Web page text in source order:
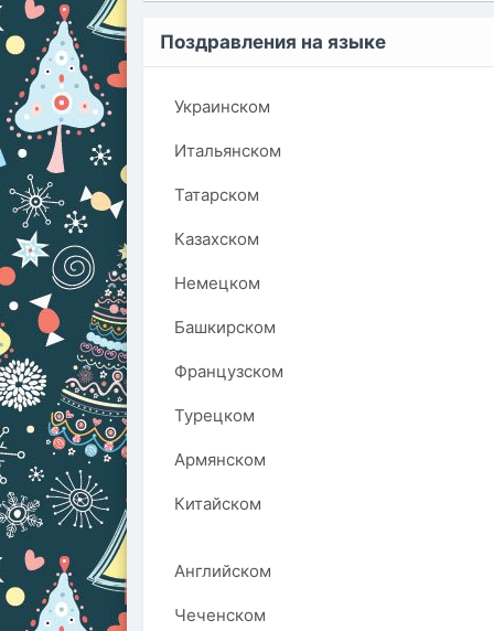
Поздравления на языке
Украинском
Итальянском
Татарском
Казахском
Немецком
Башкирском
Французском
Турецком
Армянском
Китайском
Английском
Чеченском